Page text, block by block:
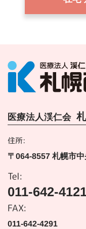
医療法人渓仁会
住所:
〒064-8557 札幌市
Tel:
011-642-
FAX:
011-642-4291